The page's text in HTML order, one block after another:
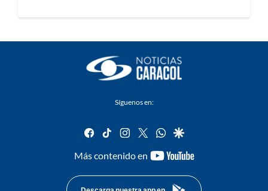
Síguenos en:
facebook
tiktok instagram
twitterwhatsapp
google
Más contenido en
youtube-